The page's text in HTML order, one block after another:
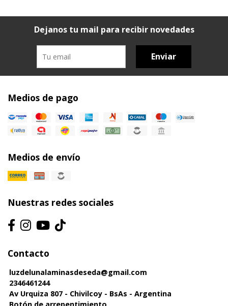
Dejanos tu mail para recibir novedades
Enviar
Medios de pago
Medios de envío
Nuestras redes sociales
Contacto
luzdelunalaminasdeseda@gmail.com
2346461244
Av Urquiza 807 - Chivilcoy - BsAs - Argentina